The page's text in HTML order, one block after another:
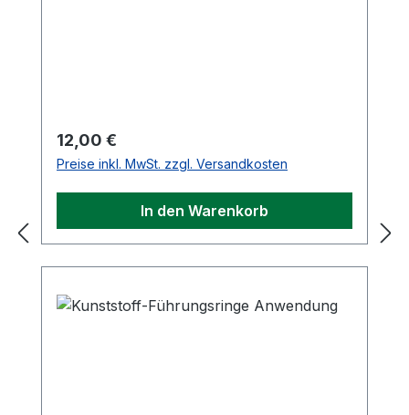
Regulärer Preis:
12,00 €
Preise inkl. MwSt. zzgl. Versandkosten
In den Warenkorb